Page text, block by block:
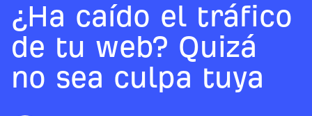
¿Ha caído el tráfico
de tu web? Quizá
no sea culpa tuya